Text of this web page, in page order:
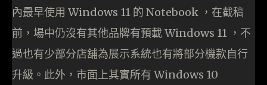
內最早使用 Windows 11 的 Notebook ，在截稿
前，場中仍沒有其他品牌有預載 Windows 11 ，不
過也有少部分店舖為展示系統也有將部分機款自行
升級。此外，市面上其實所有 Windows 10